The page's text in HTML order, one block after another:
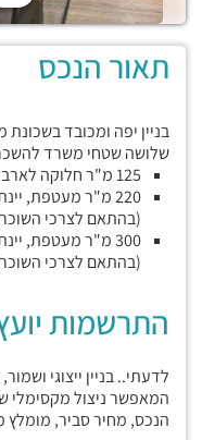
תאור הנכס
בניין יפה ומכובד
שלושה שטחי משרד
125 מ"ר חלוקה לארבעה חדרים בגמר מעוצב,
220 מ"ר מעטפת,
(בהתאם לצרכי
300 מ"ר מעטפת,
(בהתאם לצרכי
התרשמות
לדעתי.. בניין ייצוגי
המאפשר ניצול מקסימלי
הנכס, מחיר סביר, מומלץ